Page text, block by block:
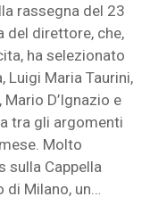
rassegna del 23
del direttore, che,
ha selezionato
Luigi Maria Taurini,
D’Ignazio e
tra gli argomenti
Molto
sulla Cappella
di Milano, un…